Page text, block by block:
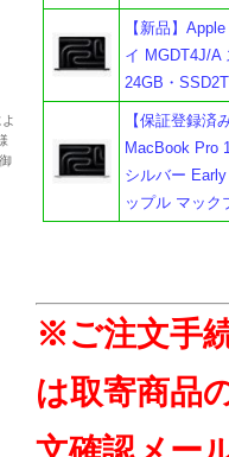
【新品】
イ MGDT4J/A
24GB・
【保証登録済
MacBook Pro
シルバー
ップル マック
※ご注文手
は取寄商品